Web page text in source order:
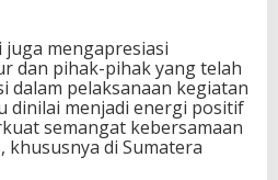
juga mengapresiasi
dan pihak-pihak yang telah
dalam pelaksanaan kegiatan
dinilai menjadi energi positif
semangat kebersamaan
khususnya di Sumatera